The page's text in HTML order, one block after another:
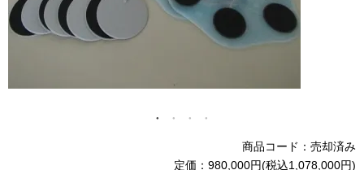
商品コード：売却済み
定価：980,000円(税込1,078,000円)